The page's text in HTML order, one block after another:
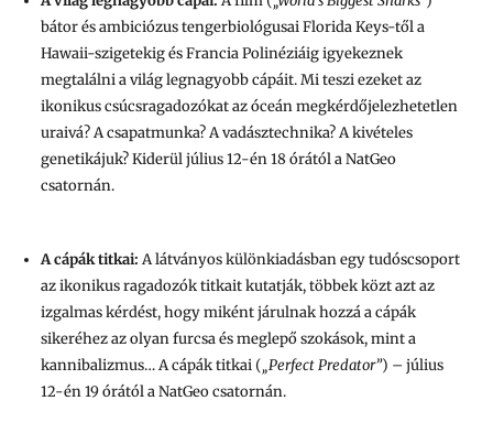
bátor és ambiciózus tengerbiológusai Florida Keys-től a
Hawaii-szigetekig és Francia Polinéziáig igyekeznek
megtalálni a világ legnagyobb cápáit. Mi teszi ezeket az
ikonikus csúcsragadozókat az óceán megkérdőjelezhetetlen
uraivá? A csapatmunka? A vadásztechnika? A kivételes
genetikájuk? Kiderül július 12-én 18 órától a NatGeo
csatornán.
A cápák titkai: A látványos különkiadásban egy tudóscsoport
az ikonikus ragadozók titkait kutatják, többek közt azt az
izgalmas kérdést, hogy miként járulnak hozzá a cápák
sikeréhez az olyan furcsa és meglepő szokások, mint a
kannibalizmus… A cápák titkai („Perfect Predator”) – július
12-én 19 órától a NatGeo csatornán.